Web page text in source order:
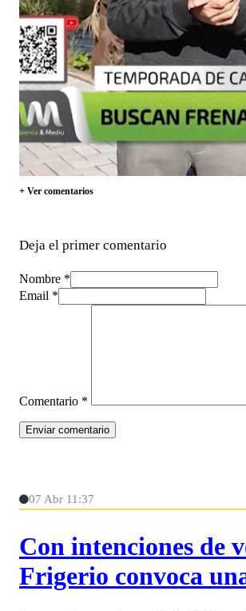
+ Ver comentarios
Deja el primer comentario
Nombre *
Email *
Comentario *
07 Abr 11:37
Con intenciones de
Frigerio convoca